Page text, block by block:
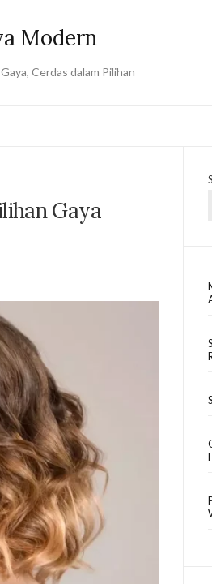
Modern
Cerdas dalam Pilihan
Gaya